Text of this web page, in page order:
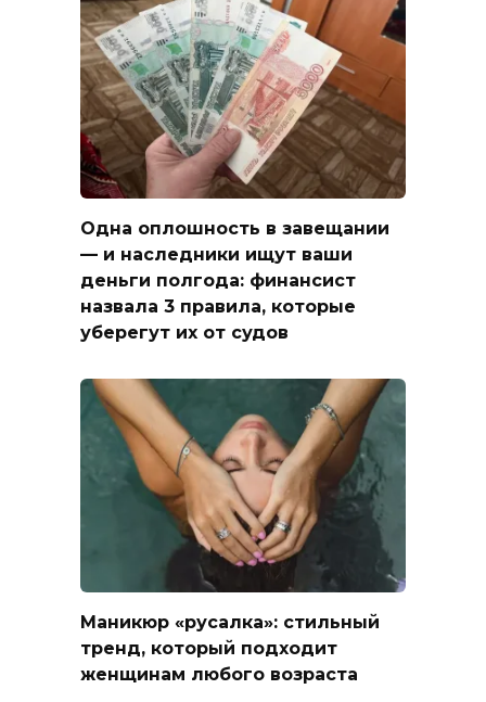
Одна оплошность в завещании
— и наследники ищут ваши
деньги полгода: финансист
назвала 3 правила, которые
уберегут их от судов
Маникюр «русалка»: стильный
тренд, который подходит
женщинам любого возраста